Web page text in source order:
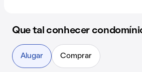
Que tal conhecer
Alugar Comprar